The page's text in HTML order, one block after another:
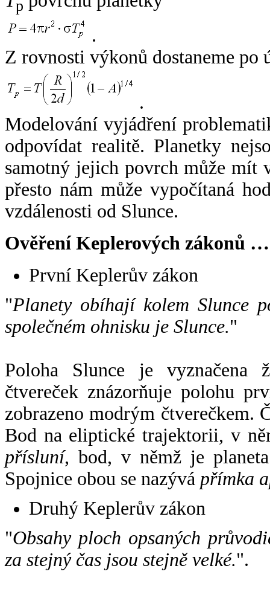
p
.
Z rovnosti výkonů dostaneme po
.
Modelování vyjádření
odpovídat realitě. Planetky
samotný jejich povrch může mít
přesto nám může vypočítaná
vzdálenosti od Slunce.
Ověření Keplerových zákonů …
První Keplerův zákon
"Planety obíhají kolem Slunce
společném ohnisku je Slunce."
Poloha Slunce je vyznačena
čtvereček znázorňuje polohu
zobrazeno modrým čtverečkem.
Bod na eliptické trajektorii, v
přísluní, bod, v němž je
Spojnice obou se nazývá přímka
Druhý Keplerův zákon
"Obsahy ploch opsaných
za stejný čas jsou stejně velké.".